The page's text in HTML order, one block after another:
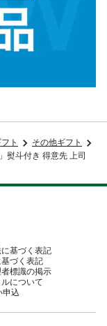
ト
その他ギフト
熨斗付き 得意先 上司
基づく表記
づく表記
標識の掲示
について
申込